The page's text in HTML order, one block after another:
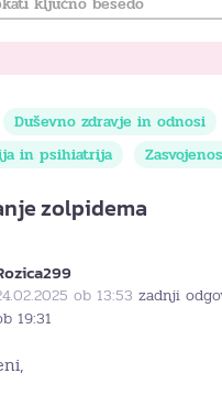
Duševno zdravje in odnosi
in psihiatrija
zolpidema
ob 13:53 zadnji
19:31